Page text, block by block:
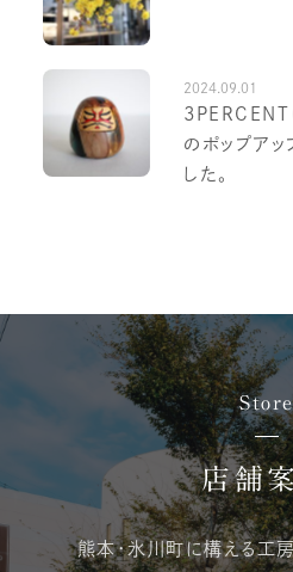
2024.09.01
3PERCENT
のポップアッ
した。
Store
店舗
熊本・氷川町に構える工房